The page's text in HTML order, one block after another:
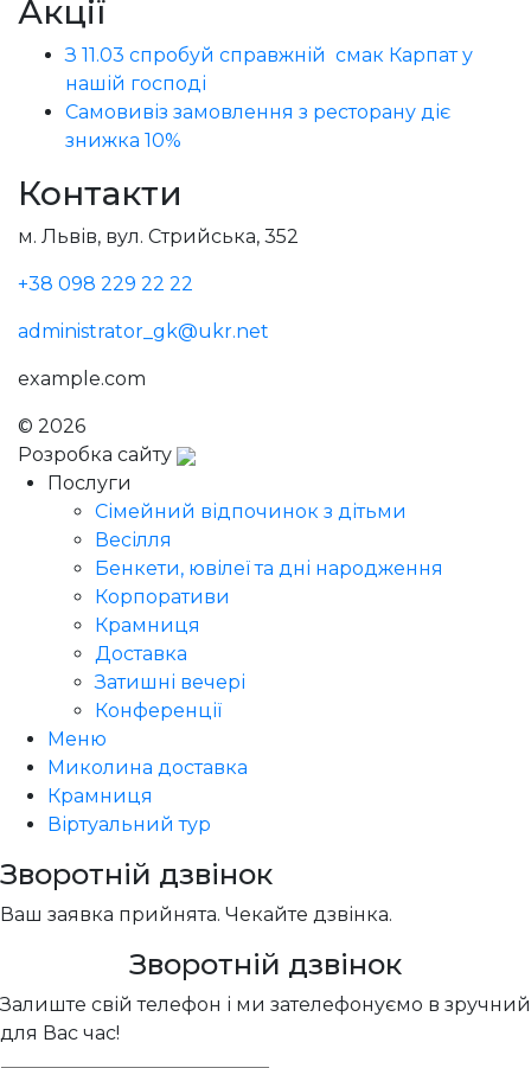
Акції
З 11.03 спробуй справжній смак Карпат у
нашій господі
Самовивіз замовлення з ресторану діє
знижка 10%
Контакти
м. Львів, вул. Стрийська, 352
+38 098 229 22 22
administrator_gk@ukr.net
example.com
© 2026
Розробка сайту
Послуги
Сімейний відпочинок з дітьми
Весілля
Бенкети, ювілеї та дні народження
Корпоративи
Крамниця
Доставка
Затишні вечері
Конференції
Меню
Миколина доставка
Крамниця
Віртуальний тур
Зворотній дзвінок
Ваш заявка прийнята. Чекайте дзвінка.
Зворотній дзвінок
Залиште свій телефон і ми зателефонуємо в зручний
для Вас час!